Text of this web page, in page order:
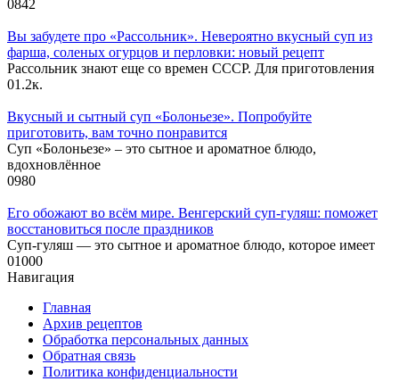
0842
Вы забудете про «Рассольник». Невероятно вкусный суп из
фарша, соленых огурцов и перловки: новый рецепт
Рассольник знают еще со времен СССР. Для приготовления
01.2к.
Вкусный и сытный cуп «Болоньезе». Попробуйте
приготовить, вам точно понравится
Суп «Болоньезе» – это сытное и ароматное блюдо,
вдохновлённое
0980
Его обожают во всём мире. Венгерский суп-гуляш: поможет
восстановиться после праздников
Суп-гуляш — это сытное и ароматное блюдо, которое имеет
01000
Навигация
Главная
Архив рецептов
Обработка персональных данных
Обратная связь
Политика конфиденциальности